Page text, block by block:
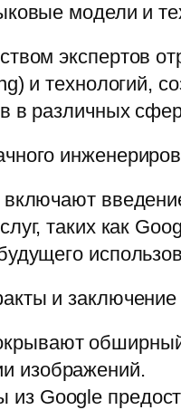
модели и
экспертов
и технологий,
в различных
таких как
и заключение
изображений.
из Google